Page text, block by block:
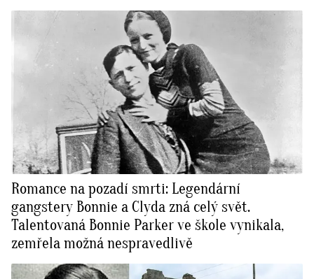
Romance na pozadí smrti: Legendární
gangstery Bonnie a Clyda zná celý svět.
Talentovaná Bonnie Parker ve škole vynikala,
zemřela možná nespravedlivě